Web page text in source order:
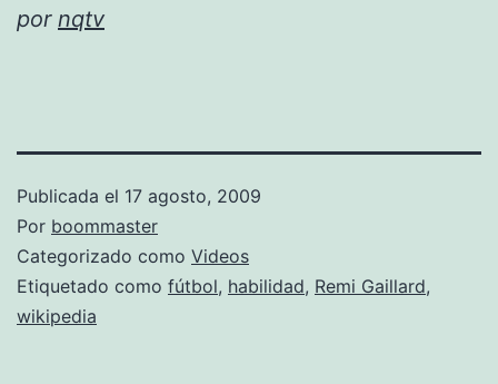
por nqtv
Publicada el 17 agosto, 2009
Por boommaster
Categorizado como Videos
Etiquetado como fútbol, habilidad, Remi Gaillard,
wikipedia